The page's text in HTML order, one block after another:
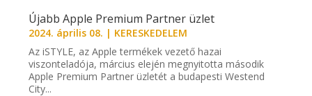
Újabb Apple Premium Partner üzlet
2024. április 08. | KERESKEDELEM
Az iSTYLE, az Apple termékek vezető hazai
viszonteladója, március elején megnyitotta második
Apple Premium Partner üzletét a budapesti Westend
City...